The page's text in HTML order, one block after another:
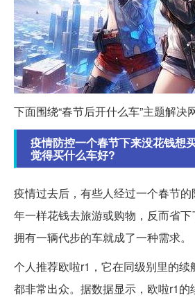
下面围绕“春节后开什么车”主题解决
疫情防控一个春节下来没花钱想
觉得买什么车好?
疫情过去后，有些人经过一个春节
年一样花钱去旅游或购物，反而省下
拥有一辆代步的车就成了一种需求。
个人推荐欧啦r1，它在同级别里的
都非常出众。据数据显示，欧啦r1的